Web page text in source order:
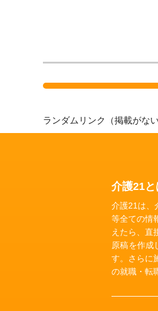
ランダムリンク（掲載がな
介護21と
介護21は、
等全ての情
えたら、直
原稿を作成
す。さらに
の就職・転